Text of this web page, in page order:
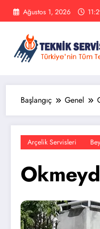
İçeriğe
Ağustos 1, 2026
Başlangıç Genel
Arçelik Servisleri